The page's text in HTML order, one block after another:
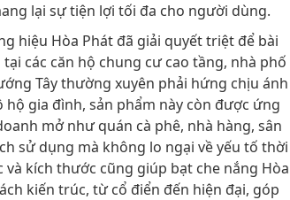
lại sự tiện lợi tối đa cho người dùng.
hiệu Hòa Phát đã giải quyết triệt để bài
các căn hộ chung cư cao tầng, nhà phố
Tây thường xuyên phải hứng chịu ánh
gia đình, sản phẩm này còn được ứng
mở như quán cà phê, nhà hàng, sân
sử dụng mà không lo ngại về yếu tố thời
kích thước cũng giúp bạt che nắng Hòa
kiến trúc, từ cổ điển đến hiện đại, góp